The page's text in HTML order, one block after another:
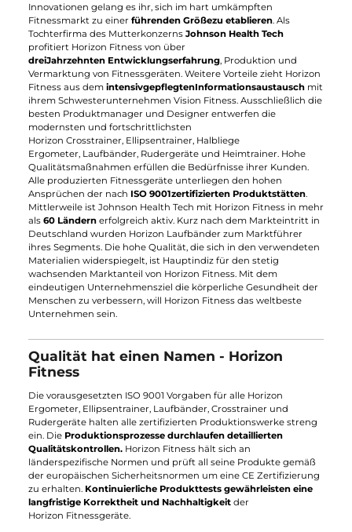
Als Tochterunternehmen eines weltweit tätigen
Mutterkonzerns hat es Horizon Fitness ebenfalls
geschafft zu einem globalen Weltkonzern empor zu
steigen. Dabei blieb die Strategie von Horizon Fitness
stets dieselbe - die Gesundheit der Menschen
verbessern.
Lieferung frei Haus
Intuitive Bedienbarkeit
30 Jahre Branchenerfahrung
Horizon Fitness und der Weltmarkt
Bei Horizon Fitness handelt es sich um eine weltweit
renommierte Fitness Marke. Durch Qualität, Design und
Innovationen gelang es ihr, sich im hart umkämpften
Fitnessmarkt zu einerführenden Größezu etablieren. Als
Tochterfirma des MutterkonzernsJohnson Health Tech
profitiert Horizon Fitness von über
Fitness aus dem intensiv gepflegten Informationsaustausch
ihrem Schwesterunternehmen Vision Fitness. Ausschließlich
besten Produktmanager und Designer entwerfen die
modernsten und fortschrittlichsten
Horizon Crosstrainer, Ellipsentrainer, Halbliege
Ergometer, Laufbänder, Rudergeräte und Heimtrainer. Hohe
Qualitätsmaßnahmen erfüllen die Bedürfnisse ihrer Kunden.
Alle produzierten Fitnessgeräte unterliegen den hohen
Ansprüchen der nachISO 9001zertifizierten Produktstätten
Mittlerweile ist Johnson Health Tech mit Horizon Fitness in
als 60 Ländern
erfolgreich aktiv. Kurz nach dem Markteintritt
Deutschland wurden Horizon Laufbänder zum Marktführer